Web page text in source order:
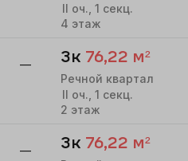
II оч., 1 секц.
4 этаж
— 3к 76,22 м²
Речной квартал
II оч., 1 секц.
2 этаж
— 3к 76,22 м²